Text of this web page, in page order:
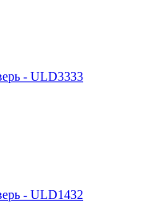
- ULD3333
- ULD1432